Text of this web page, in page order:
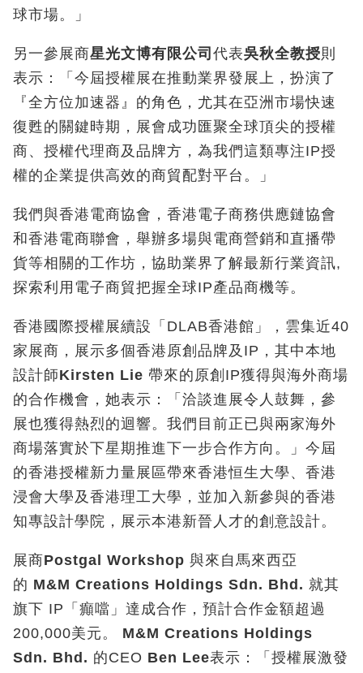
球市場。」
另一參展商星光文博有限公司 代表吳秋全教授則
表示：「今屆授權展在推動業界發展上，扮演了
『全方位加速器』的角色，尤其在亞洲市場快速
復甦的關鍵時期，展會成功匯聚全球頂尖的授權
商、授權代理商及品牌方，為我們這類專注IP授
權的企業提供高效的商貿配對平台。」
我們與香港電商協會，香港電子商務供應鏈協會
和香港電商聯會，舉辦多場與電商營銷和直播帶
貨等相關的工作坊，協助業界了解最新行業資訊,
探索利用電子商貿把握全球IP產品商機等。
香港國際授權展續設「DLAB香港館」，雲集近40
家展商，展示多個香港原創品牌及IP，其中本地
設計師Kirsten Lie 帶來的原創IP獲得與海外商場
的合作機會，她表示：「洽談進展令人鼓舞，參
展也獲得熱烈的迴響。我們目前正已與兩家海外
商場落實於下星期推進下一步合作方向。」今屆
的香港授權新力量展區帶來香港恒生大學、香港
浸會大學及香港理工大學，並加入新參與的香港
知專設計學院，展示本港新晉人才的創意設計。
展商Postgal Workshop 與來自馬來西亞
的 M&M Creations Holdings Sdn. Bhd. 就其
旗下 IP「癲噹」達成合作，預計合作金額超過
200,000美元。 M&M Creations Holdings
Sdn. Bhd. 的CEO Ben Lee表示：「授權展激發